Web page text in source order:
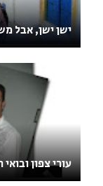
ישן ישן, אבל
עורי צפון ובואי